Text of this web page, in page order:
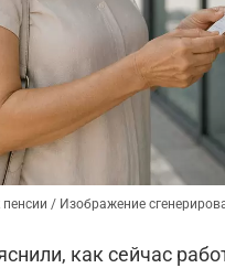
/ Изображение
как сейчас